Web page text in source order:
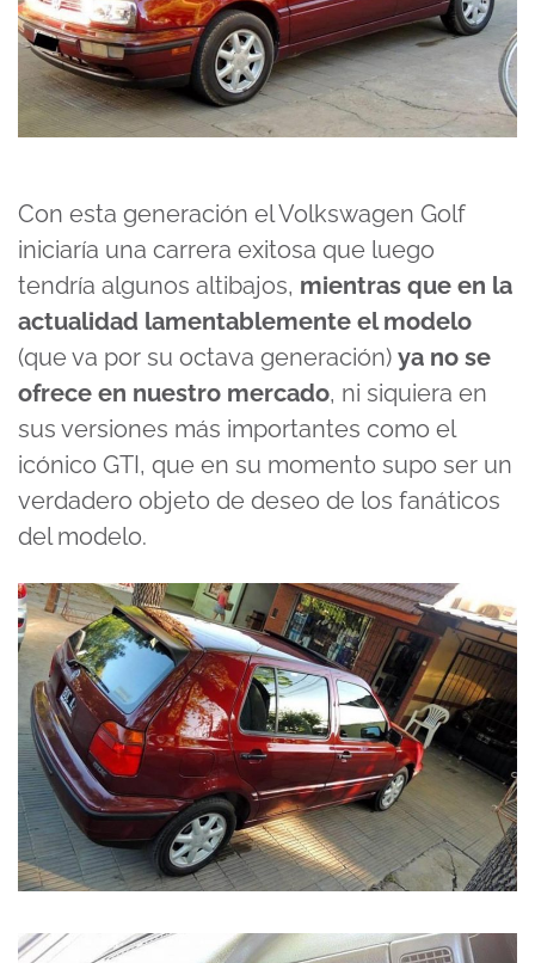
Con esta generación el Volkswagen Golf
iniciaría una carrera exitosa que luego
tendría algunos altibajos, mientras que en la
actualidad lamentablemente el modelo
(que va por su octava generación) ya no se
ofrece en nuestro mercado, ni siquiera en
sus versiones más importantes como el
icónico GTI, que en su momento supo ser un
verdadero objeto de deseo de los fanáticos
del modelo.